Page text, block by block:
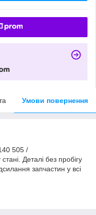
Умови повернення
505 /
Деталі без пробігу
запчастин у всі